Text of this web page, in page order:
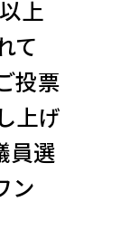
上
て
投票
上げ
員選
ン